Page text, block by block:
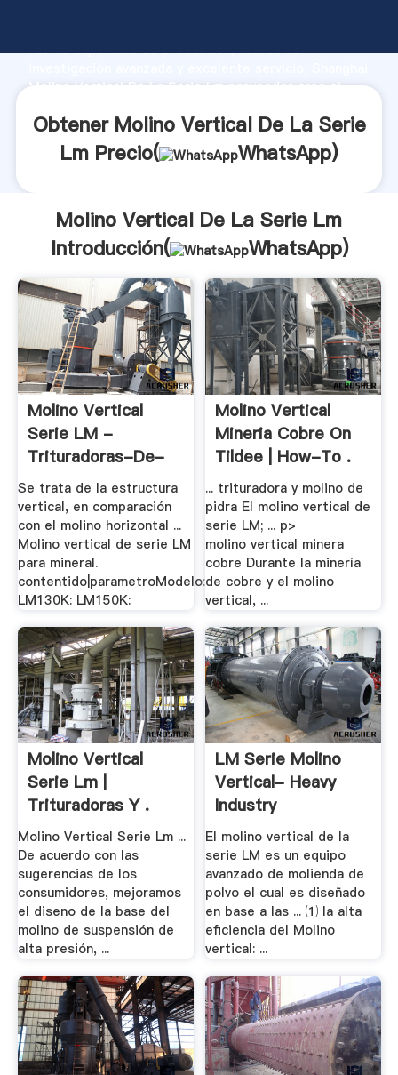
fuerte capacidad de producción, fuerza de
Molino Vertical De La Serie Lm proveedor crea el
Obtener Molino Vertical De La Serie
Lm Precio(
WhatsApp)
Molino Vertical De La Serie Lm
Introducción(
WhatsApp)
Molino Vertical
Serie LM -
Trituradoras-De-
Roca
Se trata de la estructura
vertical, en comparación
con el molino horizontal ...
Molino vertical de serie LM
para mineral.
contentido|parametroModelo:
LM130K: LM150K:
Molino Vertical
Mineria Cobre On
Tildee | How-To .
... trituradora y molino de
pidra El molino vertical de
serie LM; ... p>
molino vertical minera
cobre Durante la minería
de cobre y el molino
vertical, ...
Molino Vertical
Serie Lm |
Trituradoras Y .
Molino Vertical Serie Lm ...
De acuerdo con las
sugerencias de los
consumidores, mejoramos
el diseno de la base del
molino de suspensión de
alta presión, ...
LM Serie Molino
Vertical- Heavy
Industry
El molino vertical de la
serie LM es un equipo
avanzado de molienda de
polvo el cual es diseñado
en base a las ... ⑴ la alta
eficiencia del Molino
vertical: ...